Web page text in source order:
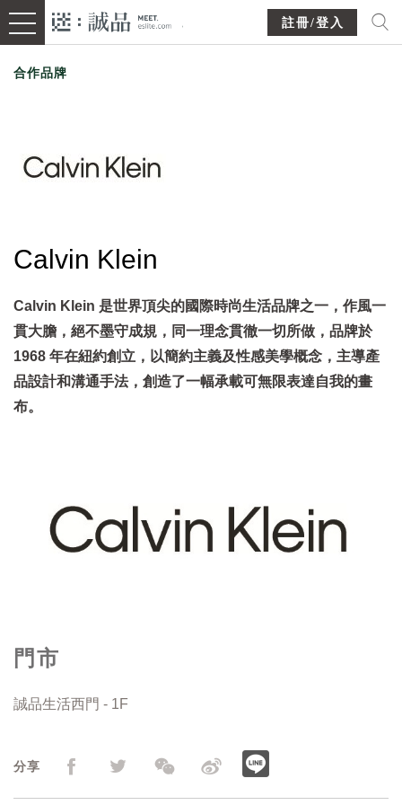
註冊/登入
合作品牌
Calvin Klein
Calvin Klein 是世界頂尖的國際時尚生活品牌之一，作風一
貫大膽，絕不墨守成規，同一理念貫徹一切所做，品牌於
1968 年在紐約創立，以簡約主義及性感美學概念，主導產
品設計和溝通手法，創造了一幅承載可無限表達自我的畫
布。
分享
門市
誠品生活西門 - 1F